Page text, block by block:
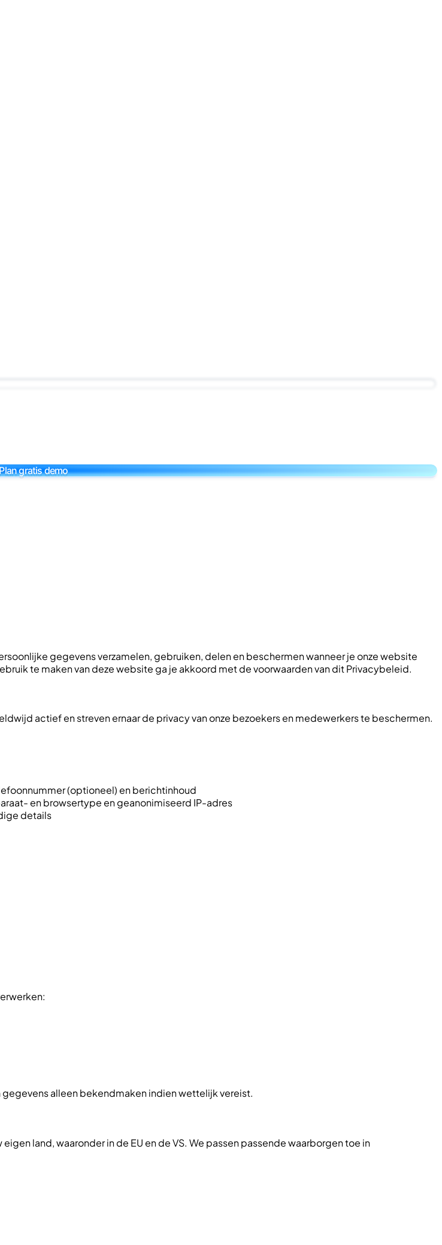
gratis demo
gegevens verzamelen, gebruiken, delen en beschermen wanneer je onze website
te maken van deze website ga je akkoord met de voorwaarden van dit Privacybeleid.
actief en streven ernaar de privacy van onze bezoekers en medewerkers te beschermen.
(optioneel) en berichtinhoud
en browsertype en geanonimiseerd IP-adres
details
alleen bekendmaken indien wettelijk vereist.
land, waaronder in de EU en de VS. We passen passende waarborgen toe in